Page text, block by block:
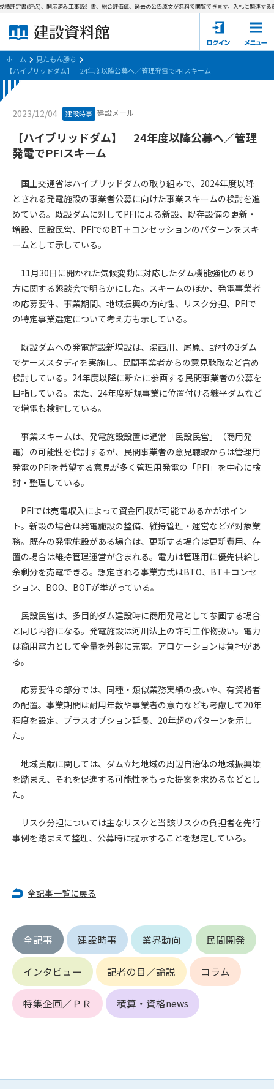
建設資料館とは
東京都の入札資料
国土交通省の入札資料
見たもん勝ち
会員登録について
サポーター会員一覧
会社概要
会員規約
定書(評点)、開示済み工事設計書、総合評価値、過去の公告原文が無料で閲覧できます。入札に関連する資
ホーム
見たもん勝ち
【ハイブリッドダム】 24年度以降公募へ／管理発電でPFIスキーム
2023/12/04 建設時事 建設メール
【ハイブリッドダム】 24年度以降公募へ／管理
発電でPFIスキーム
国土交通省はハイブリッドダムの取り組みで、2024年度以降
とされる発電施設の事業者公募に向けた事業スキームの検討を進
めている。既設ダムに対してPFIによる新設、既存設備の更新・
増設、民設民営、PFIでのBT＋コンセッションのパターンをスキ
ームとして示している。
11月30日に開かれた気候変動に対応したダム機能強化のあり
方に関する懇談会で明らかにした。スキームのほか、発電事業者
の応募要件、事業期間、地域振興の方向性、リスク分担、PFIで
の特定事業選定について考え方も示している。
既設ダムへの発電施設新増設は、湯西川、尾原、野村の3ダム
でケーススタディを実施し、民間事業者からの意見聴取など含め
検討している。24年度以降に新たに参画する民間事業者の公募を
目指している。また、24年度新規事業に位置付ける糠平ダムなど
で増電も検討している。
事業スキームは、発電施設設置は通常「民設民営」（商用発
電）の可能性を検討するが、民間事業者の意見聴取からは管理用
発電のPFIを希望する意見が多く管理用発電の「PFI」を中心に検
討・整理している。
PFIでは売電収入によって資金回収が可能であるかがポイン
ト。新設の場合は発電施設の整備、維持管理・運営などが対象業
務。既存の発電施設がある場合は、更新する場合は更新費用、存
置の場合は維持管理運営が含まれる。電力は管理用に優先供給し
余剰分を売電できる。想定される事業方式はBTO、BT＋コンセ
ション、BOO、BOTが挙がっている。
民設民営は、多目的ダム建設時に商用発電として参画する場合
と同じ内容になる。発電施設は河川法上の許可工作物扱い。電力
は商用電力として全量を外部に売電。アロケーションは負担があ
る。
応募要件の部分では、同種・類似業務実績の扱いや、有資格者
の配置。事業期間は耐用年数や事業者の意向なども考慮して20年
程度を設定、プラスオプション延長、20年超のパターンを示し
た。
地域貢献に関しては、ダム立地地域の周辺自治体の地域振興策
を踏まえ、それを促進する可能性をもった提案を求めるなどとし
た。
リスク分担については主なリスクと当該リスクの負担者を先行
事例を踏まえて整理、公募時に提示することを想定している。
全記事一覧に戻る
全記事 建設時事 業界動向 民間開発
インタビュー 記者の目／論説 コラム
特集企画／ＰＲ 積算・資格news
第1条（規約の目的）
会員サービスの利用条件等について定めるものです。
2. 管理者が建設資料館WEB上で随時掲載するルールは本規約の
一部を構成するものとします。
第2条（規約の変更）
本規約は、会員の了承を得ることなく、随時変更されることが
ちに全ての会員が了承したものとみなします。
第4条（会員審査および資格の取り消し）
会員とは、本規約を承諾の上、所定の会員申込手続きを完了
第4条（会員の定義と登録）
1. 管理者は前条により審査の結果、会員申込みをした者が以下
の何れかの項目に該当することがわかった場合、その者の会
員としての権限を承認しないことがあります。
(1) 会員申し込みをした者が実在しなかった場合
(3) 会員申し込みの際、申告事項に虚偽があった場合
(4) 会員申込者が管理者所定の手続き通りに会員申込手続き処
理を行わなかった場合
(5) その他管理者が会員とすることを不適当と判断した場合
当することが判明した場合、会員資格を取り消すことがあり
ます。
第5条（IDおよびパスワードの管理）
1. 会員は申込の際に管理者が発行したIDおよびパスワードの使
用および管理について責任を負うものとします。
2. 会員は、自己のIDおよびパスワードを、貸与、譲渡、売買、
ん。
3. 会員は、IDおよびパスワードの管理不十分、使用上の過誤、
第三者（他の会員を含む）の使用等による損害について責任
第6条（会員の禁止事項）
1. 会員は建設資料館WEB上で以下の行為をしないものとしま
す。
(2) 第三者または管理者の財産、プライバシー等を侵害する行
為
(5) 第三者に不利益を与える行為
(6) 管理者が承認していない営利を目的とした行為
(7) 公序良俗に反する行為
(10) 建設資料館から知り得た情報及びダウンロードした情報
を、営利を目的として第三者に転売し、または転売のため
第7条（登録内容の削除）
管理者は、会員が登録した内容が以下に該当する、またはその
恐れのあるものは、会員の承諾なく削除できるものとします。
(1) 登録されている情報が、第6条の定める禁止事項に該当する
と管理者が、判断した場合
(2) 建設資料館の運営および保守管理上、必要と判断した場合
管理者は、会員の承諾なく、本サービス内容の変更(新規追加、